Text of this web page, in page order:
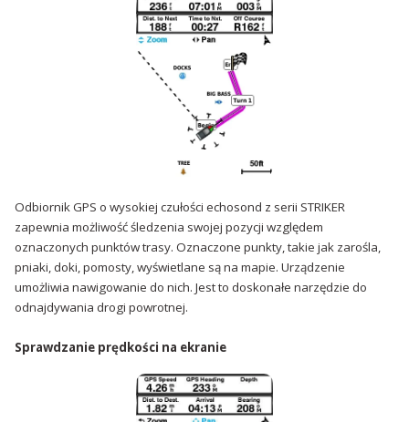
Odbiornik GPS o wysokiej czułości echosond z serii STRIKER
zapewnia możliwość śledzenia swojej pozycji względem
oznaczonych punktów trasy. Oznaczone punkty, takie jak zarośla,
pniaki, doki, pomosty, wyświetlane są na mapie. Urządzenie
umożliwia nawigowanie do nich. Jest to doskonałe narzędzie do
odnajdywania drogi powrotnej.
Sprawdzanie prędkości na ekranie